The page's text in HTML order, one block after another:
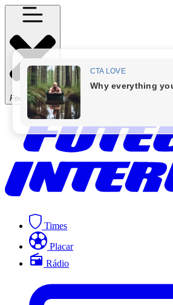
Fechar Menu
Times
Placar
Rádio